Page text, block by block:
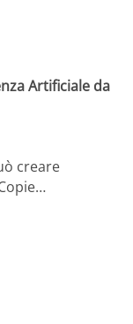
Artificiale da
creare